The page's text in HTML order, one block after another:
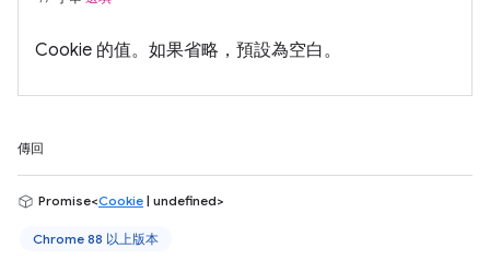
Cookie 的值。如果省略，預設為空白。
傳回
Promise<Cookie | undefined>
Chrome 88 以上版本